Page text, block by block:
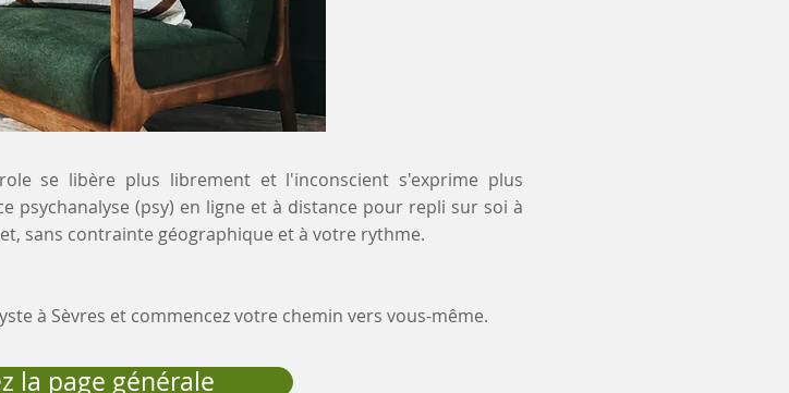
se libère plus librement et l'inconscient s'exprime plus
psychanalyse (psy) en ligne et à distance pour repli sur soi à
sans contrainte géographique et à votre rythme.
à Sèvres et commencez votre chemin vers vous-même.
la page générale